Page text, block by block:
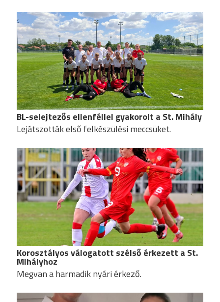
BL-selejtezős ellenféllel gyakorolt a St. Mihály
Lejátszották első felkészülési meccsüket.
Korosztályos válogatott szélső érkezett a St.
Mihályhoz
Megvan a harmadik nyári érkező.